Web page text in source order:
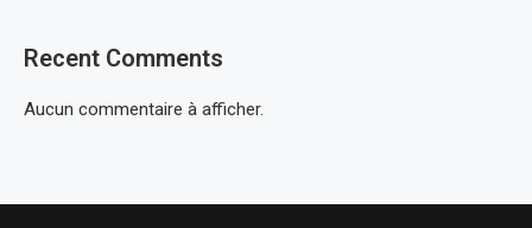
Recent Comments
Aucun commentaire à afficher.